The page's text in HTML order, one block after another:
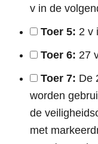
v in de
Toer 5: 2 v
Toer 6: 27
Toer 7: De
worden
de
met